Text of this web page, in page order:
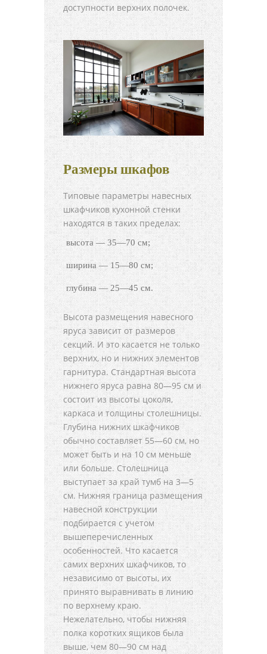
доступности верхних полочек.
Размеры шкафов
Типовые параметры навесных
шкафчиков кухонной стенки
находятся в таких пределах:
высота — 35—70 см;
ширина — 15—80 см;
глубина — 25—45 см.
Высота размещения навесного
яруса зависит от размеров
секций. И это касается не только
верхних, но и нижних элементов
гарнитура. Стандартная высота
нижнего яруса равна 80—95 см и
состоит из высоты цоколя,
каркаса и толщины столешницы.
Глубина нижних шкафчиков
обычно составляет 55—60 см, но
может быть и на 10 см меньше
или больше. Столешница
выступает за край тумб на 3—5
см. Нижняя граница размещения
навесной конструкции
подбирается с учетом
вышеперечисленных
особенностей. Что касается
самих верхних шкафчиков, то
независимо от высоты, их
принято выравнивать в линию
по верхнему краю.
Нежелательно, чтобы нижняя
полка коротких ящиков была
выше, чем 80—90 см над